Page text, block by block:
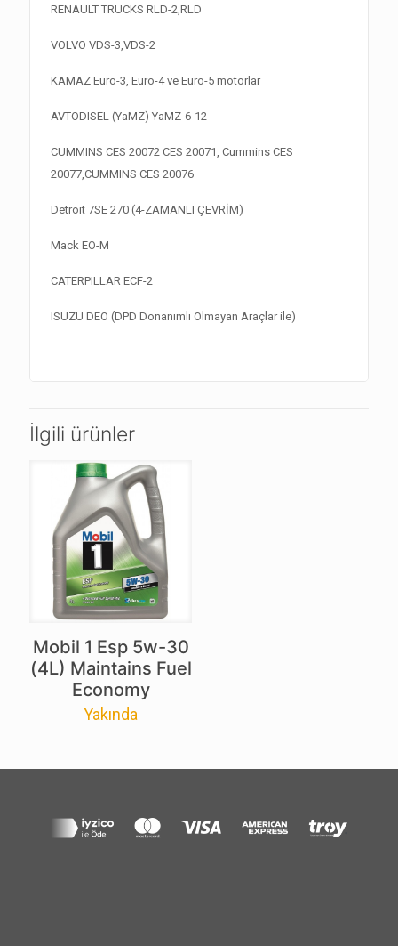
RENAULT TRUCKS RLD-2,RLD
VOLVO VDS-3,VDS-2
KAMAZ Euro-3, Euro-4 ve Euro-5 motorlar
AVTODISEL (YaMZ) YaMZ-6-12
CUMMINS CES 20072 CES 20071, Cummins CES
20077,CUMMINS CES 20076
Detroit 7SE 270 (4-ZAMANLI ÇEVRİM)
Mack EO-M
CATERPILLAR ECF-2
ISUZU DEO (DPD Donanımlı Olmayan Araçlar ile)
İlgili ürünler
Mobil 1 Esp 5w-30
(4L) Maintains Fuel
Economy
Yakında